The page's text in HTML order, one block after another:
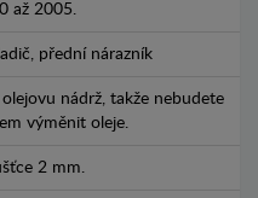
až 2005.
přední nárazník
nádrž, takže nebudete
výměnit oleje.
2 mm.